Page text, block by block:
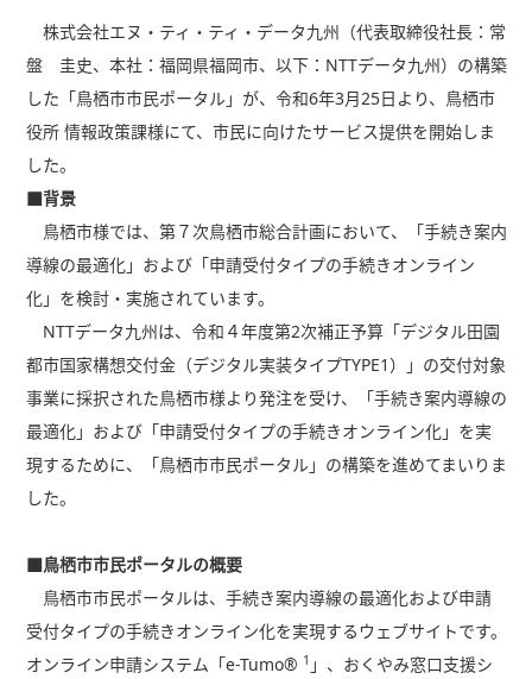
株式会社エヌ・ティ・ティ・データ九州（代表取締役社長：常
盤 圭史、本社：福岡県福岡市、以下：NTTデータ九州）の構築
した「鳥栖市市民ポータル」が、令和6年3月25日より、鳥栖市
役所 情報政策課様にて、市民に向けたサービス提供を開始しま
した。
■背景
鳥栖市様では、第７次鳥栖市総合計画において、「手続き案内
導線の最適化」および「申請受付タイプの手続きオンライン
化」を検討・実施されています。
NTTデータ九州は、令和４年度第2次補正予算「デジタル田園
都市国家構想交付金（デジタル実装タイプTYPE1）」の交付対象
事業に採択された鳥栖市様より発注を受け、「手続き案内導線の
最適化」および「申請受付タイプの手続きオンライン化」を実
現するために、「鳥栖市市民ポータル」の構築を進めてまいりま
した。
■鳥栖市市民ポータルの概要
鳥栖市市民ポータルは、手続き案内導線の最適化および申請
受付タイプの手続きオンライン化を実現するウェブサイトです。
オンライン申請システム「e-Tumo® 1 」、おくやみ窓口支援シ